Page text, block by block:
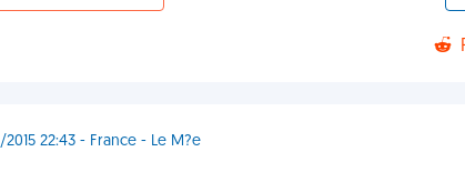
22:43 - France - Le M?e